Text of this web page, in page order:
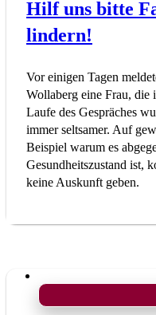
Hilf uns bitte
lindern!
Vor einigen Tagen
Wollaberg eine Frau, die
Laufe des Gespräches
immer seltsamer. Auf
Beispiel warum es
Gesundheitszustand ist,
keine Auskunft geben.